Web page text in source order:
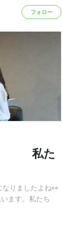
フォロー
私た
りましたよね👀
ます。私たち